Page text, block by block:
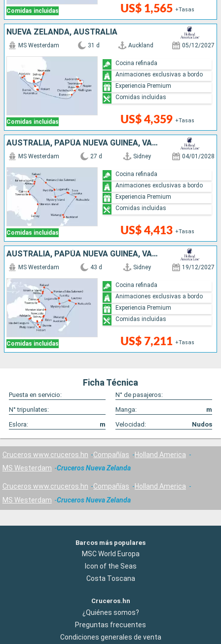
Comidas incluidas US$ 1,565 +Tasas
NUEVA ZELANDA, AUSTRALIA
Comidas incluidas
MS Westerdam 31 d Auckland 05/12/2027
US$ 4,359 +Tasas
Cocina refinada
Animaciones exclusivas a bordo
Experiencia Premium
Comidas incluidas
AUSTRALIA, PAPÚA NUEVA GUINEA, VANUATU, FIDJI (ISLAS), TONGA, NUEVA ZELANDA
Comidas incluidas
MS Westerdam 27 d Sidney 04/01/2028
US$ 4,413 +Tasas
Cocina refinada
Animaciones exclusivas a bordo
Experiencia Premium
Comidas incluidas
AUSTRALIA, PAPÚA NUEVA GUINEA, VANUATU, FIDJI (ISLAS), TONGA, NUEVA ZELANDA
Comidas incluidas
MS Westerdam 43 d Sidney 19/12/2027
US$ 7,211 +Tasas
Cocina refinada
Animaciones exclusivas a bordo
Experiencia Premium
Comidas incluidas
Ficha Técnica
Puesta en servicio:
N° de pasajeros:
N° tripunlates:
Manga:
m
Eslora:
m Velocidad: Nudos
Cruceros www.cruceros.hn Compañías
Holland America
MS Westerdam
Cruceros Nueva Zelanda
Cruceros www.cruceros.hn Compañías
Holland America
MS Westerdam
Cruceros Nueva Zelanda
Barcos más populares
MSC World Europa
Icon of the Seas
Costa Toscana
Cruceros.hn
¿Quiénes somos?
Preguntas frecuentes
Condiciones generales de venta